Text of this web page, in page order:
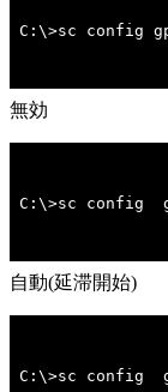
C:\>sc config
無効
C:\>sc config
自動(延滞開始)
C:\>sc config